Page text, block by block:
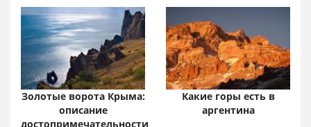
Золотые ворота Крыма:
описание
достопримечательности
Какие горы есть в
аргентина